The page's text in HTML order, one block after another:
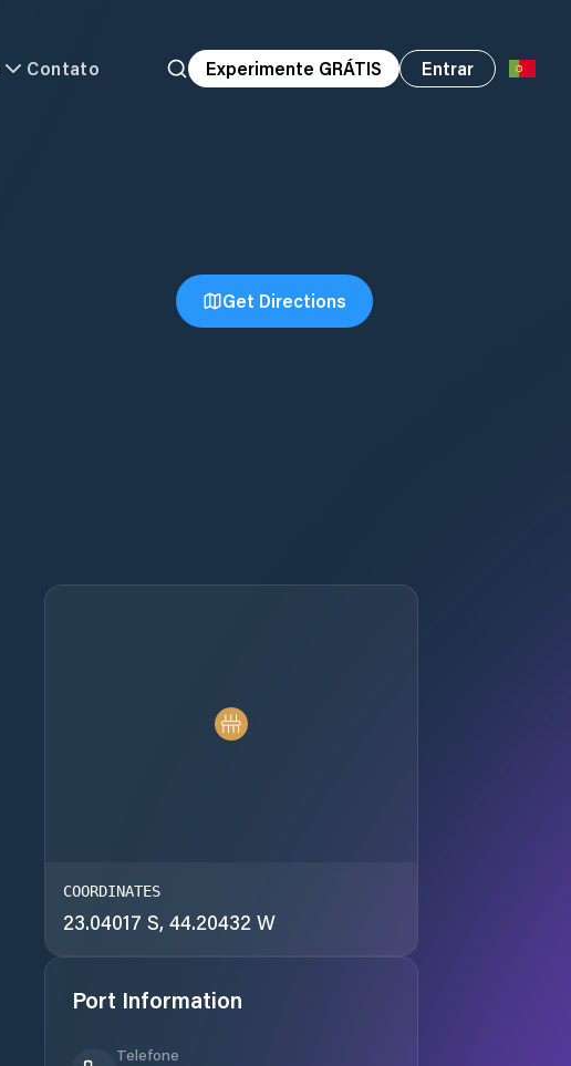
Contato Experimente GRÁTIS Entrar
Get Directions
COORDINATES
23.04017 S, 44.20432 W
Port Information
Telefone